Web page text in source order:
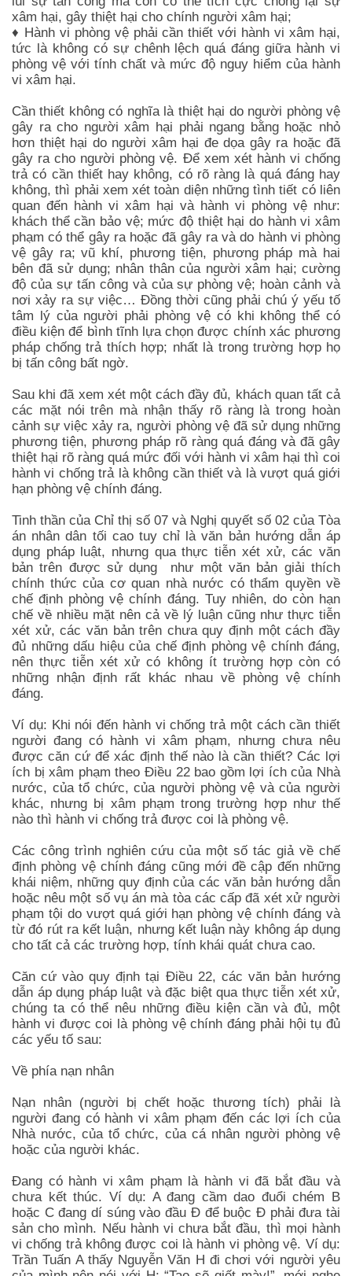
xâm hại, gây thiệt hại cho chính người xâm hại;
♦ Hành vi phòng vệ phải cần thiết với hành vi xâm hại,
tức là không có sự chênh lệch quá đáng giữa hành vi
phòng vệ với tính chất và mức độ nguy hiểm của hành
vi xâm hại.
Cần thiết không có nghĩa là thiệt hại do người phòng vệ
gây ra cho người xâm hại phải ngang bằng hoặc nhỏ
hơn thiệt hại do người xâm hại đe dọa gây ra hoặc đã
gây ra cho người phòng vệ. Để xem xét hành vi chống
trả có cần thiết hay không, có rõ ràng là quá đáng hay
không, thì phải xem xét toàn diện những tình tiết có liên
quan đến hành vi xâm hại và hành vi phòng vệ như:
khách thể cần bảo vệ; mức độ thiệt hại do hành vi xâm
phạm có thể gây ra hoặc đã gây ra và do hành vi phòng
vệ gây ra; vũ khí, phương tiện, phương pháp mà hai
bên đã sử dụng; nhân thân của người xâm hại; cường
độ của sự tấn công và của sự phòng vệ; hoàn cảnh và
nơi xảy ra sự việc… Đồng thời cũng phải chú ý yếu tố
tâm lý của người phải phòng vệ có khi không thể có
điều kiện để bình tĩnh lựa chọn được chính xác phương
pháp chống trả thích hợp; nhất là trong trường hợp họ
bị tấn công bất ngờ.
Sau khi đã xem xét một cách đầy đủ, khách quan tất cả
các mặt nói trên mà nhận thấy rõ ràng là trong hoàn
cảnh sự việc xảy ra, người phòng vệ đã sử dụng những
phương tiện, phương pháp rõ ràng quá đáng và đã gây
thiệt hại rõ ràng quá mức đối với hành vi xâm hại thì coi
hành vi chống trả là không cần thiết và là vượt quá giới
hạn phòng vệ chính đáng.
Tinh thần của Chỉ thị số 07 và Nghị quyết số 02 của Tòa
án nhân dân tối cao tuy chỉ là văn bản hướng dẫn áp
dụng pháp luật, nhưng qua thực tiễn xét xử, các văn
bản trên được sử dụng như một văn bản giải thích
chính thức của cơ quan nhà nước có thẩm quyền về
chế định phòng vệ chính đáng. Tuy nhiên, do còn hạn
chế về nhiều mặt nên cả về lý luận cũng như thực tiễn
xét xử, các văn bản trên chưa quy định một cách đầy
đủ những dấu hiệu của chế định phòng vệ chính đáng,
nên thực tiễn xét xử có không ít trường hợp còn có
những nhận định rất khác nhau về phòng vệ chính
đáng.
Ví dụ: Khi nói đến hành vi chống trả một cách cần thiết
người đang có hành vi xâm phạm, nhưng chưa nêu
được căn cứ để xác định thế nào là cần thiết? Các lợi
ích bị xâm phạm theo Điều 22 bao gồm lợi ích của Nhà
nước, của tổ chức, của người phòng vệ và của người
khác, nhưng bị xâm phạm trong trường hợp như thế
nào thì hành vi chống trả được coi là phòng vệ.
Các công trình nghiên cứu của một số tác giả về chế
định phòng vệ chính đáng cũng mới đề cập đến những
khái niệm, những quy định của các văn bản hướng dẫn
hoặc nêu một số vụ án mà tòa các cấp đã xét xử người
phạm tội do vượt quá giới hạn phòng vệ chính đáng và
từ đó rút ra kết luận, nhưng kết luận này không áp dụng
cho tất cả các trường hợp, tính khái quát chưa cao.
Căn cứ vào quy định tại Điều 22, các văn bản hướng
dẫn áp dụng pháp luật và đặc biệt qua thực tiễn xét xử,
chúng ta có thể nêu những điều kiện cần và đủ, một
hành vi được coi là phòng vệ chính đáng phải hội tụ đủ
các yếu tố sau:
Về phía nạn nhân
Nạn nhân (người bị chết hoặc thương tích) phải là
người đang có hành vi xâm phạm đến các lợi ích của
Nhà nước, của tổ chức, của cá nhân người phòng vệ
hoặc của người khác.
Đang có hành vi xâm phạm là hành vi đã bắt đầu và
chưa kết thúc. Ví dụ: A đang cầm dao đuổi chém B
hoặc C đang dí súng vào đầu Đ để buộc Đ phải đưa tài
sản cho mình. Nếu hành vi chưa bắt đầu, thì mọi hành
vi chống trả không được coi là hành vi phòng vệ. Ví dụ:
Trần Tuấn A thấy Nguyễn Văn H đi chơi với người yêu